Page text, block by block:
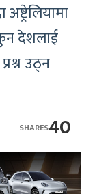
देशलाई
उठ्न
40
SHARES